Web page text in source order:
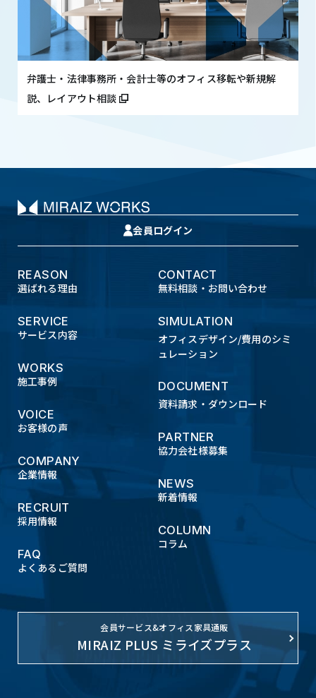
弁護士・法律事務所・会計士等のオフィス移転や新規解
説、レイアウト相談
会員ログイン
REASON
選ばれる理由
SERVICE
サービス内容
WORKS
施工事例
VOICE
お客様の声
COMPANY
企業情報
RECRUIT
採用情報
FAQ
よくあるご質問
CONTACT
無料相談・お問い合わせ
SIMULATION
オフィスデザイン/費用のシミ
ュレーション
DOCUMENT
資料請求・ダウンロード
PARTNER
協力会社様募集
NEWS
新着情報
COLUMN
コラム
会員サービス&オフィス家具通販
MIRAIZ PLUS ミライズプラス